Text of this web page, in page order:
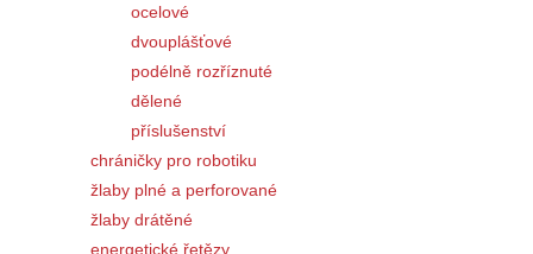
ocelové
dvouplášťové
podélně rozříznuté
dělené
příslušenství
chráničky pro robotiku
žlaby plné a perforované
žlaby drátěné
energetické řetězy